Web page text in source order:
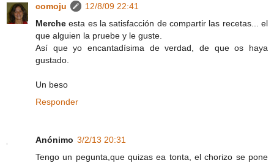
comoju
12/8/09 22:41
Merche esta es la satisfacción de compartir las recetas... el
que alguien la pruebe y le guste.
Así que yo encantadísima de verdad, de que os haya
gustado.
Un beso
Responder
Anónimo 3/2/13 20:31
Tengo un pegunta,que quizas ea tonta, el chorizo se pone